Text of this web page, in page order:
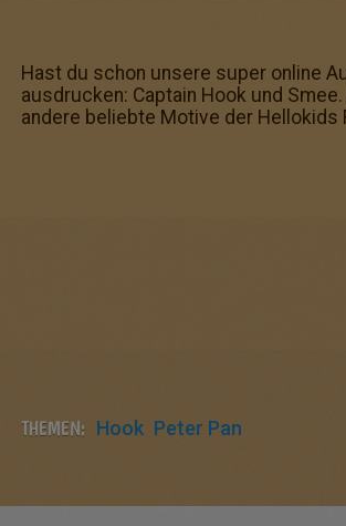
Hast du schon unsere super online
ausdrucken: Captain Hook und
andere beliebte Motive der Hellokids
THEMEN: Hook Peter Pan